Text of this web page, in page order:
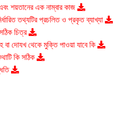
শয়তানের এক নাম্বার কাজ
তথ্যটির প্রচলিত ও প্রকৃত ব্যাখ্যা
চিত্র
বা দোযখ থেকে মুক্তি পাওয়া যাবে কি
কি সঠিক